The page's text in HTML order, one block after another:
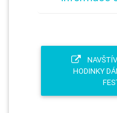
HODINKY